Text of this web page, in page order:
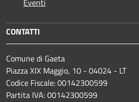
Eventi
CONTATTI
Comune di Gaeta
Piazza XIX Maggio, 10 - 04024 - LT
Codice Fiscale: 00142300599
Partita IVA: 00142300599